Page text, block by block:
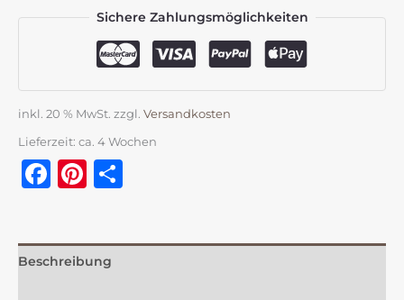
Sichere Zahlungsmöglichkeiten
inkl. 20 % MwSt. zzgl. Versandkosten
Lieferzeit: ca. 4 Wochen
Facebook
Pinterest
Beschreibung